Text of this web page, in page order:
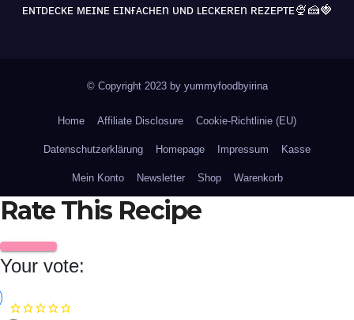
ᴇɴᴛᴅᴇᴄᴋᴇ ᴍᴇɪɴᴇ ᴇɪɴғᴀᴄʜᴇn ᴜɴᴅ ʟᴇᴄᴋᴇʀᴇn ʀᴇᴢᴇᴘᴛᴇ🍨🍰🍓
© Copyright 2023 by yummyfoodbyirina
Home Affiliate Disclosure Cookie-Richtlinie (EU)
Datenschutzerklärung Homepage Impressum Kasse
Mein Konto Newsletter Shop Warenkorb
Rate This Recipe
Your vote: